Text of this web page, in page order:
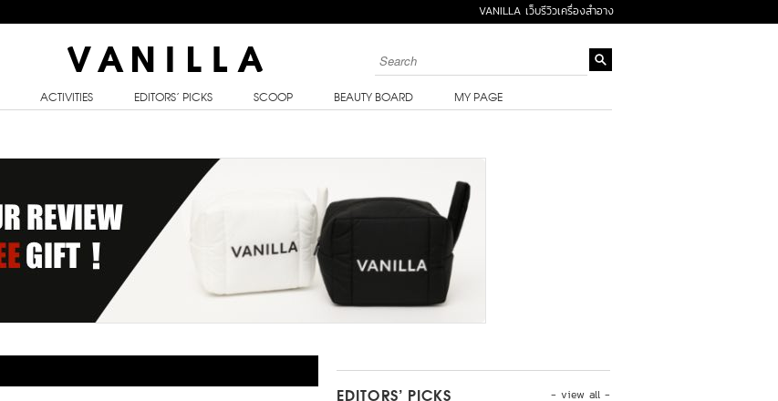
VANILLA เว็บรีวิวเครื่องสำอาง
ACTIVITIES EDITORS’ PICKS SCOOP BEAUTY BOARD MY PAGE
- view all -
EDITORS’ PICKS